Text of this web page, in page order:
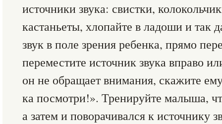
источники звука: свистки,
кастаньеты, хлопайте в ладоши и так
звук в поле зрения ребенка, прямо
переместите источник звука вправо
он не обращает внимания, скажите
ка посмотри!». Тренируйте малыша,
а затем и поворачивался к источнику